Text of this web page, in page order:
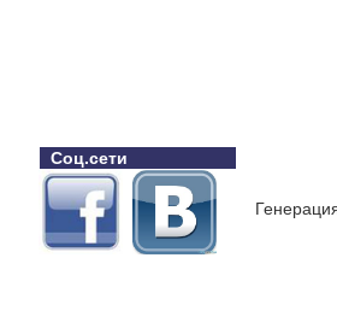
Соц.сети